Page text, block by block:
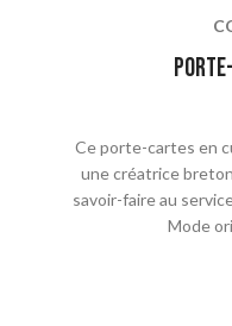
Ce porte-cartes en
une créatrice
savoir-faire au
Mode